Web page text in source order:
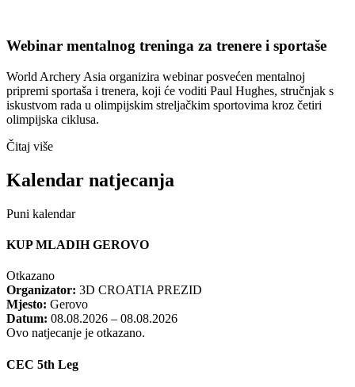
Webinar mentalnog treninga za trenere i sportaše
World Archery Asia organizira webinar posvećen mentalnoj
pripremi sportaša i trenera, koji će voditi Paul Hughes, stručnjak s
iskustvom rada u olimpijskim streljačkim sportovima kroz četiri
olimpijska ciklusa.
Čitaj više
Kalendar natjecanja
Puni kalendar
KUP MLADIH GEROVO
Otkazano
Organizator: 3D CROATIA PREZID
Mjesto: Gerovo
Datum: 08.08.2026 – 08.08.2026
Ovo natjecanje je otkazano.
CEC 5th Leg